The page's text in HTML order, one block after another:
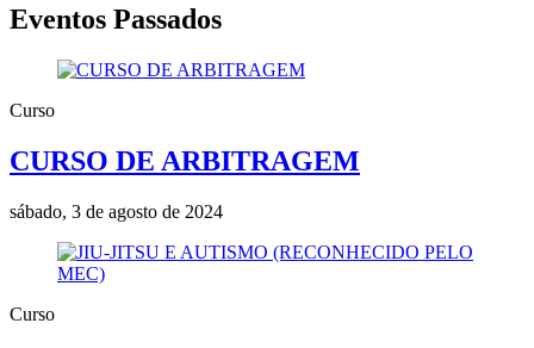
Eventos Passados
Curso
CURSO DE ARBITRAGEM
sábado, 3 de agosto de 2024
Curso